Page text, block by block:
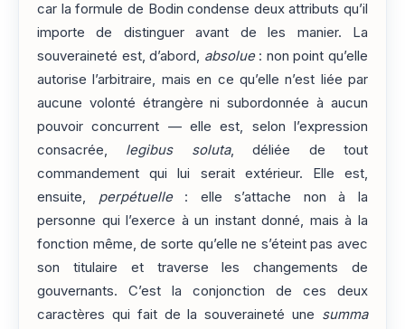
car la formule de Bodin condense deux attributs qu’il
importe de distinguer avant de les manier. La
souveraineté est, d’abord, absolue: non point qu’elle
autorise l’arbitraire, mais en ce qu’elle n’est liée par
aucune volonté étrangère ni subordonnée à aucun
pouvoir concurrent — elle est, selon l’expression
consacrée, legibus soluta, déliée de tout
commandement qui lui serait extérieur. Elle est,
ensuite, perpétuelle: elle s’attache non à la
personne qui l’exerce à un instant donné, mais à la
fonction même, de sorte qu’elle ne s’éteint pas avec
son titulaire et traverse les changements de
gouvernants. C’est la conjonction de ces deux
caractères qui fait de la souveraineté une summa